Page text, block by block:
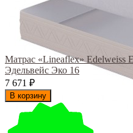
Матрас «Lineaflex» Edelweiss
Эдельвейс Эко 16
7 671
₽
В корзину